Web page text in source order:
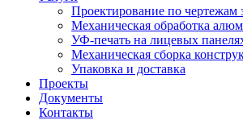
Проектирование по чертежам
Механическая обработка
УФ-печать на лицевых
Механическая сборка
Упаковка и доставка
Проекты
Документы
Контакты